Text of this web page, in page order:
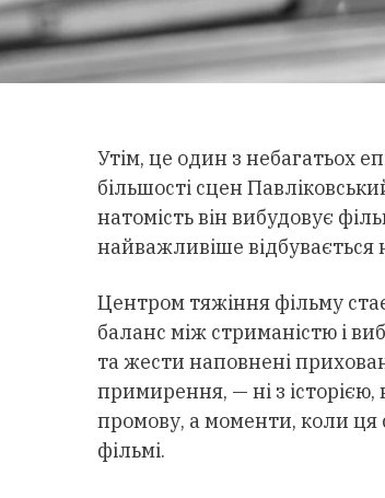
Утім, це один з небагатьох
більшості сцен
натомість він вибудовує
найважливіше
Центром тяжіння фільму
баланс між стриманістю і
та жести наповнені
примирення, — ні з історією,
промову, а моменти, коли ця
фільмі.